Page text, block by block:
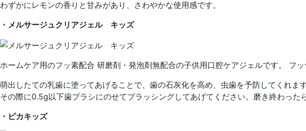
わずかにレモンの香りと甘みがあり、さわやかな使用感です。
・メルサージュクリアジェル キッズ
ホームケア用のフッ素配合 研磨剤・発泡剤無配合の子供用口腔ケアジェルです。 フ
萌出したての乳歯に塗ってあげることで、歯の石灰化を高め、虫歯を予防してくれ
その際に0.5g以下歯ブラシにのせてブラッシングしてあげてください。磨き終わった
・ピカキッズ